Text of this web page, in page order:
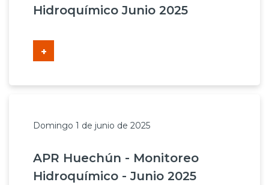
Hidroquímico Junio 2025
+
Domingo 1 de junio de 2025
APR Huechún - Monitoreo
Hidroquímico - Junio 2025